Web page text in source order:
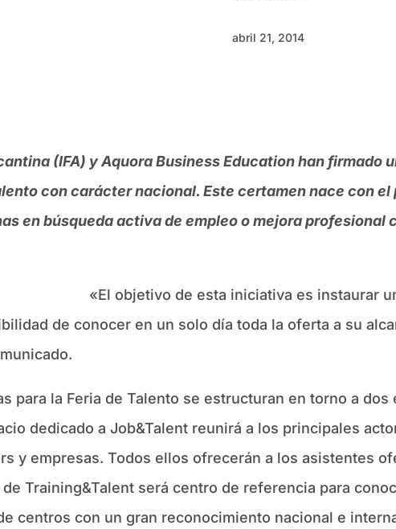
abril 21, 2014
(IFA) y Aquora Business Education han firmado
con carácter nacional. Este certamen nace con
en búsqueda activa de empleo o mejora profesional
«El objetivo de esta iniciativa es instaurar
de conocer en un solo día toda la oferta a su
para la Feria de Talento se estructuran en torno a
dedicado a Job&Talent reunirá a los principales
y empresas. Todos ellos ofrecerán a los asistentes
Training&Talent será centro de referencia para
centros con un gran reconocimiento nacional e